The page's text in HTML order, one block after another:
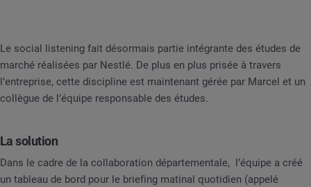
Le social listening fait désormais partie intégrante des études de
marché réalisées par Nestlé. De plus en plus prisée à travers
l’entreprise, cette discipline est maintenant gérée par Marcel et un
collègue de l’équipe responsable des études.
La solution
Dans le cadre de la collaboration départementale, l’équipe a créé
un tableau de bord pour le briefing matinal quotidien (appelé